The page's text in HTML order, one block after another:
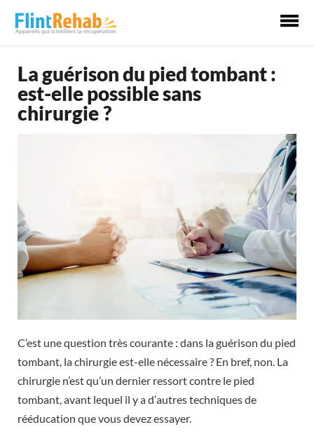
La guérison du pied tombant :
est-elle possible sans
chirurgie ?
C’est une question très courante : dans la guérison du pied
tombant, la chirurgie est-elle nécessaire ? En bref, non. La
chirurgie n’est qu’un dernier ressort contre le pied
tombant, avant lequel il y a d’autres techniques de
rééducation que vous devez essayer.